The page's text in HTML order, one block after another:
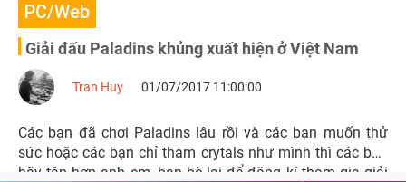
PC/Web
Giải đấu Paladins khủng xuất hiện ở Việt Nam
Tran Huy 01/07/2017 11:00:00
Các bạn đã chơi Paladins lâu rồi và các bạn muốn thử
sức hoặc các bạn chỉ tham crytals như mình thì các bạn
hãy tập hợp anh em, bạn bè lại để đăng kí tham gia giải